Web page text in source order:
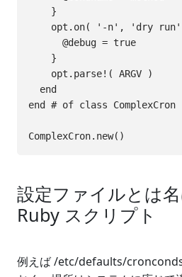
    }
opt.on( '-n', 'dry run'
      @debug = true
    }
    opt.parse!( ARGV )
  end
end # of class ComplexCron
設定ファイルとは
Ruby スクリプト
例えば /etc/defaults/